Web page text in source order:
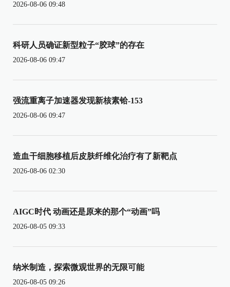
2026-08-06 09:48
科研人员确证新型粒子“胶球”的存在
2026-08-06 09:47
强流重离子加速器发现新核素铪-153
2026-08-06 09:47
造血干细胞移植后皮肤纤维化治疗有了新靶点
2026-08-06 02:30
AIGC时代 动画还是原来的那个“动画”吗
2026-08-05 09:33
纳米制造，探索微观世界的无限可能
2026-08-05 09:26